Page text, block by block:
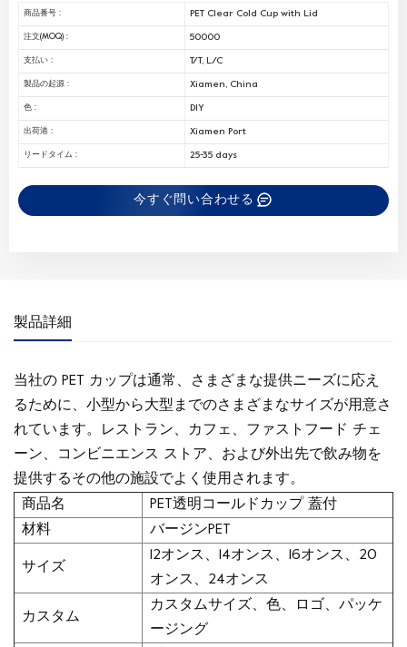
商品番号 : PET Clear Cold Cup with Lid
注文(MOQ) : 50000
支払い : T/T, L/C
製品の起源 : Xiamen, China
色 : DIY
出荷港 : Xiamen Port
リードタイム : 25-35 days
今すぐ問い合わせる
製品詳細
当社の PET カップは通常、さまざまな提供ニーズに応え
るために、小型から大型までのさまざまなサイズが用意さ
れています。レストラン、カフェ、ファストフード チェ
ーン、コンビニエンス ストア、および外出先で飲み物を
提供するその他の施設でよく使用されます。
商品名
PET透明コールドカップ 蓋付
材料
バージンPET
サイズ
12オンス、14オンス、16オンス、20
オンス、24オンス
カスタム
カスタムサイズ、色、ロゴ、パッケ
ージング